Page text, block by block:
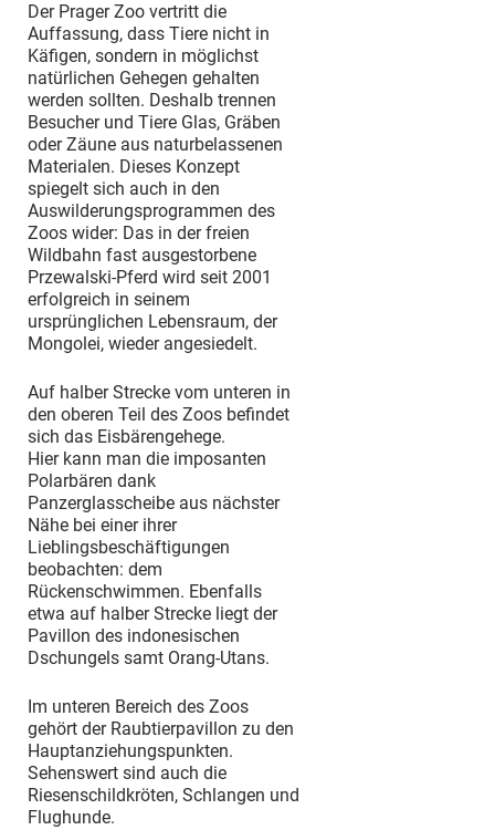
Der Prager Zoo vertritt die
Auffassung, dass Tiere nicht in
Käfigen, sondern in möglichst
natürlichen Gehegen gehalten
werden sollten. Deshalb trennen
Besucher und Tiere Glas, Gräben
oder Zäune aus naturbelassenen
Materialen. Dieses Konzept
spiegelt sich auch in den
Auswilderungsprogrammen des
Zoos wider: Das in der freien
Wildbahn fast ausgestorbene
Przewalski-Pferd wird seit 2001
erfolgreich in seinem
ursprünglichen Lebensraum, der
Mongolei, wieder angesiedelt.
Auf halber Strecke vom unteren in
den oberen Teil des Zoos befindet
sich das Eisbärengehege.
Hier kann man die imposanten
Polarbären dank
Panzerglasscheibe aus nächster
Nähe bei einer ihrer
Lieblingsbeschäftigungen
beobachten: dem
Rückenschwimmen. Ebenfalls
etwa auf halber Strecke liegt der
Pavillon des indonesischen
Dschungels samt Orang-Utans.
Im unteren Bereich des Zoos
gehört der Raubtierpavillon zu den
Hauptanziehungspunkten.
Sehenswert sind auch die
Riesenschildkröten, Schlangen und
Flughunde.